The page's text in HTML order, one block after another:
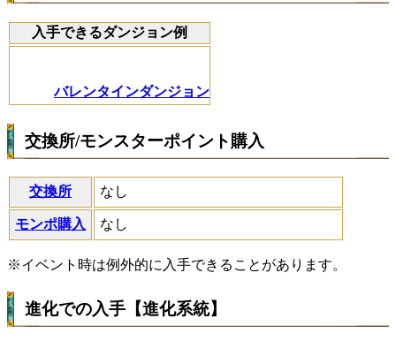
入手できるダンジョン例
バレンタインダンジョン
交換所/モンスターポイント購入
交換所 なし
モンポ購入 なし
※イベント時は例外的に入手できることがあります。
進化での入手【進化系統】